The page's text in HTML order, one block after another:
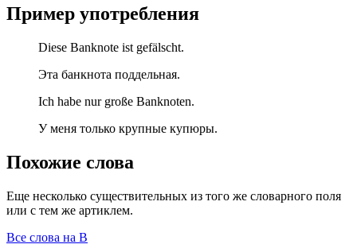
Пример употребления
Diese Banknote ist gefälscht.
Эта банкнота поддельная.
Ich habe nur große Banknoten.
У меня только крупные купюры.
Похожие слова
Еще несколько существительных из того же словарного поля
или с тем же артиклем.
Все слова на B